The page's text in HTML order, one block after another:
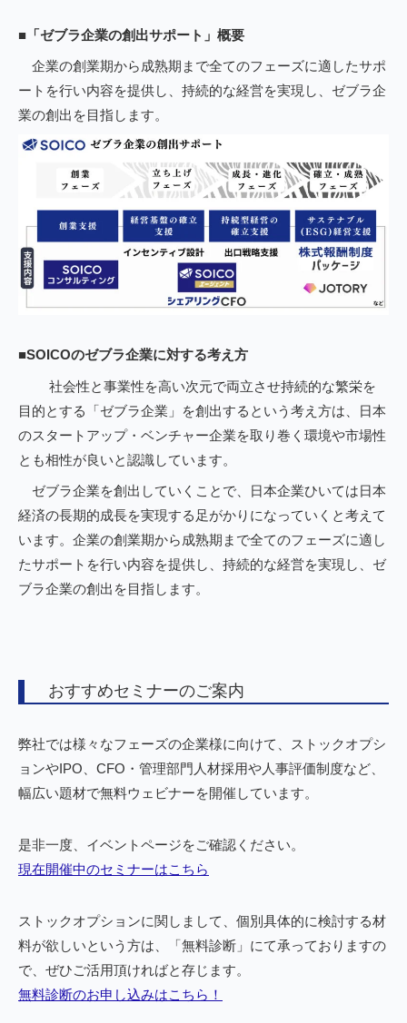
■「ゼブラ企業の創出サポート」概要
企業の創業期から成熟期まで全てのフェーズに適したサポ
ートを行い内容を提供し、持続的な経営を実現し、ゼブラ企
業の創出を目指します。
■SOICOのゼブラ企業に対する考え方
社会性と事業性を高い次元で両立させ持続的な繁栄を
目的とする「ゼブラ企業」を創出するという考え方は、日本
のスタートアップ・ベンチャー企業を取り巻く環境や市場性
とも相性が良いと認識しています。
ゼブラ企業を創出していくことで、日本企業ひいては日本
経済の長期的成長を実現する足がかりになっていくと考えて
います。企業の創業期から成熟期まで全てのフェーズに適し
たサポートを行い内容を提供し、持続的な経営を実現し、ゼ
ブラ企業の創出を目指します。
おすすめセミナーのご案内
弊社では様々なフェーズの企業様に向けて、ストックオプシ
ョンやIPO、CFO・管理部門人材採用や人事評価制度など、
幅広い題材で無料ウェビナーを開催しています。
是非一度、イベントページをご確認ください。
現在開催中のセミナーはこちら
ストックオプションに関しまして、個別具体的に検討する材
料が欲しいという方は、「無料診断」にて承っておりますの
で、ぜひご活用頂ければと存じます。
無料診断のお申し込みはこちら！